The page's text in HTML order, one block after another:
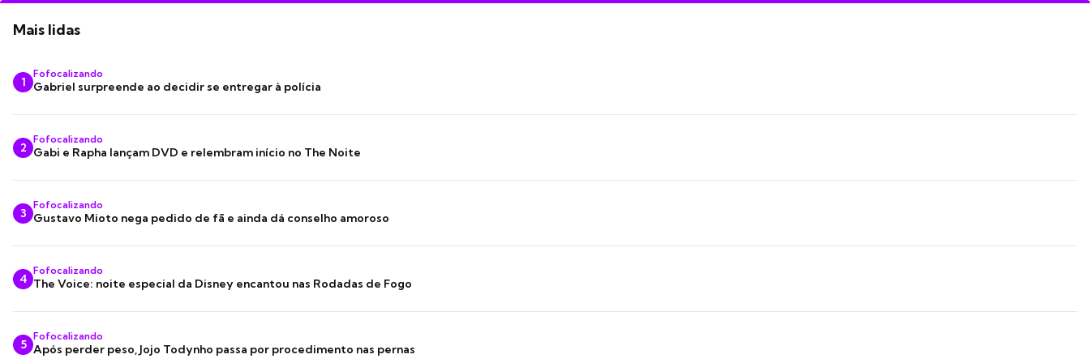
Mais lidas
1
Fofocalizando
Gabriel surpreende ao decidir se entregar à polícia
2
Fofocalizando
Gabi e Rapha lançam DVD e relembram início no The Noite
3
Fofocalizando
Gustavo Mioto nega pedido de fã e ainda dá conselho amoroso
4
Fofocalizando
The Voice: noite especial da Disney encantou nas Rodadas de Fogo
5
Fofocalizando
Após perder peso, Jojo Todynho passa por procedimento nas pernas